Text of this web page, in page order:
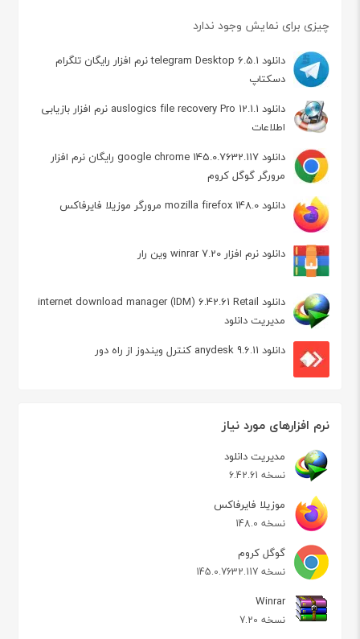
چیزی برای نمایش وجود ندارد
دانلود telegram Desktop 6.5.1 نرم افزار رایگان تلگرام
دسکتاپ
دانلود auslogics file recovery Pro 12.1.1 نرم افزار بازیابی
اطلاعات
دانلود google chrome 145.0.7632.117 رایگان نرم افزار
مرورگر گوگل کروم
دانلود mozilla firefox 148.0 مرورگر موزیلا فایرفاکس
دانلود نرم افزار winrar 7.20 وین رار
دانلود internet download manager (IDM) 6.42.61 Retail
مدیریت دانلود
دانلود anydesk 9.6.11 کنترل ویندوز از راه دور
نرم افزارهای مورد نیاز
مدیریت دانلود
نسخه 6.42.61
موزیلا فایرفاکس
نسخه 148.0
گوگل کروم
نسخه 145.0.7632.117
Winrar
نسخه 7.20